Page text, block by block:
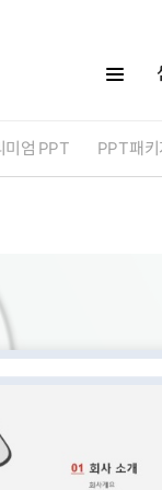
미엄 PPT PPT패키